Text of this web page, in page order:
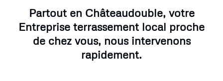
Partout en Châteaudouble, votre
Entreprise terrassement local proche
de chez vous, nous intervenons
rapidement.